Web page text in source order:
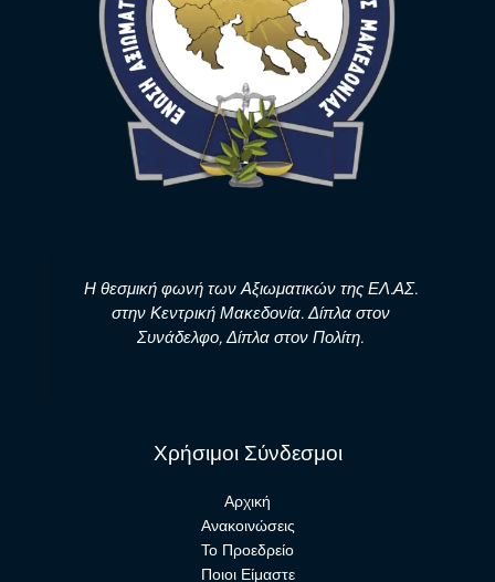
Η θεσμική φωνή των Αξιωματικών της ΕΛ.ΑΣ.
στην Κεντρική Μακεδονία. Δίπλα στον
Συνάδελφο, Δίπλα στον Πολίτη.
Χρήσιμοι Σύνδεσμοι
Αρχική
Ανακοινώσεις
Το Προεδρείο
Ποιοι Είμαστε